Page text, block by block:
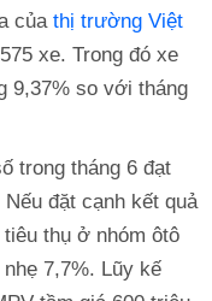
của thị trường Việt
xe. Trong đó xe
9,37% so với tháng
trong tháng 6 đạt
đặt cạnh kết quả
thụ ở nhóm ôtô
7,7%. Lũy kế